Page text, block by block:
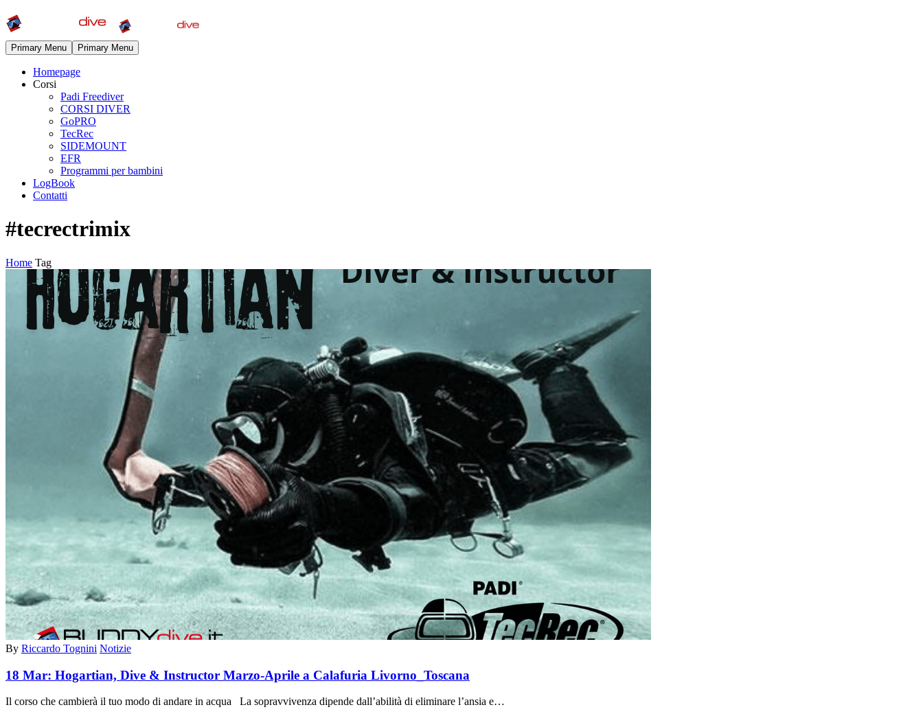
Primary Menu Primary Menu
Homepage
Corsi
Padi Freediver
CORSI DIVER
GoPRO
TecRec
SIDEMOUNT
EFR
Programmi per bambini
LogBook
Contatti
#tecrectrimix
Home Tag
By Riccardo Tognini Notizie
18 Mar: Hogartian, Dive & Instructor Marzo-Aprile a Calafuria Livorno_Toscana
Il corso che cambierà il tuo modo di andare in acqua La sopravvivenza dipende dall’abilità di eliminare l’ansia e…